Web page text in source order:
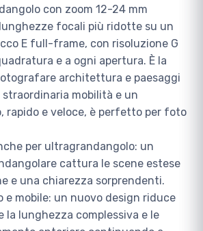
con zoom 12-24 mm
focali più ridotte su un
E full-frame, con risoluzione G
e a ogni apertura. È la
architettura e paesaggi
mobilità e un
rapido e veloce, è perfetto per foto
per ultragrandangolo: un
cattura le scene estese
e una chiarezza sorprendenti.
e mobile: un nuovo design riduce
la lunghezza complessiva e le